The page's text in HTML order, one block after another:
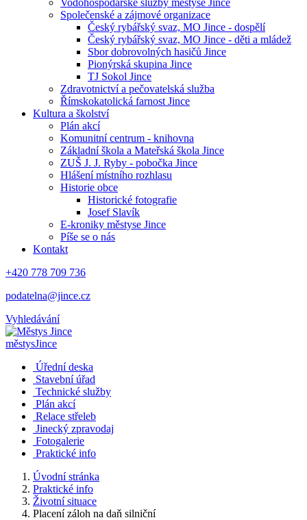
Vodohospodářské služby městyse Jince
Společenské a zájmové organizace
Český rybářský svaz, MO Jince - dospělí
Český rybářský svaz, MO Jince - děti a mládež
Sbor dobrovolných hasičů Jince
Pionýrská skupina Jince
TJ Sokol Jince
Zdravotnictví a pečovatelská služba
Římskokatolická farnost Jince
Kultura a školství
Plán akcí
Komunitní centrum - knihovna
Základní škola a Mateřská škola Jince
ZUŠ J. J. Ryby - pobočka Jince
Hlášení místního rozhlasu
Historie obce
Historické fotografie
Josef Slavík
E-kroniky městyse Jince
Píše se o nás
Kontakt
+420 778 709 736
podatelna@jince.cz
Vyhledávání
městysJince
Úřední deska
Stavební úřad
Technické služby
Plán akcí
Relace střeleb
Jinecký zpravodaj
Fotogalerie
Praktické info
Úvodní stránka
Praktické info
Životní situace
Placení záloh na daň silniční